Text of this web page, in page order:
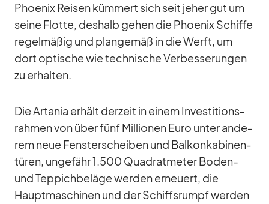
Phoe­nix Rei­sen küm­mert sich seit je­her gut um
seine Flotte, des­halb ge­hen die Phoe­nix Schiffe
re­gel­mä­ßig und plan­ge­mäß in die Werft, um
dort op­ti­sche wie tech­ni­sche Ver­bes­se­run­gen
zu er­hal­ten.
Die Arta­nia er­hält der­zeit in ei­nem In­ves­ti­ti­ons­
rah­men von über fünf Mil­lio­nen Euro un­ter an­de­
rem neue Fens­ter­schei­ben und Bal­kon­ka­bi­nen­
tü­ren, un­ge­fähr 1.500 Qua­drat­me­ter Bo­den-
und Tep­pich­be­läge wer­den er­neu­ert, die
Haupt­ma­schi­nen und der Schiffs­rumpf wer­den